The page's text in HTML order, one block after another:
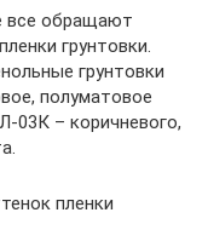
все обращают
грунтовки.
грунтовки
полуматовое
03К – коричневого,
пленки